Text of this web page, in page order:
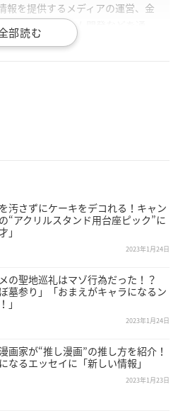
報を提供するメディアの運営、金
つ資産運用ゲーム開発などを通
や課題を解決することで、よりお
節約に関する意識調査
23日
トシステム(Fastask)
かの推しがいる15歳以上75歳未
汚さずにケーキをデコれる！キャン
“アクリルスタンド用台座ピック”に
」
2023年1月24日
の聖地巡礼はマゾ行為だった！？
ぼ墓参り」「おまえがキャラになるン
」
2023年1月24日
画家が“推し漫画”の推し方を紹介！
なるエッセイに「新しい情報」
2023年1月23日